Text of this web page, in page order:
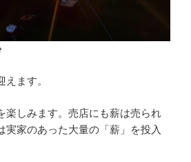
ます。
楽しみます。売店にも薪は売られ
実家のあった大量の「薪」を投入